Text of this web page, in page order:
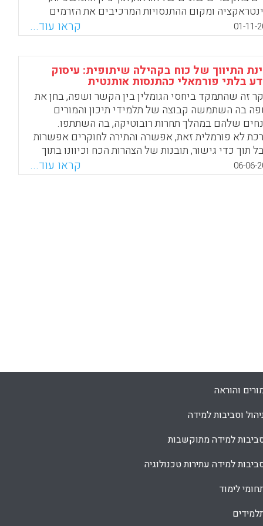
ומקום ההתנסויות המרכיבים את הזרמים
המאמר טוען שהמורים האלה לומדים ללמד דרך
הלימודים של חייהם" על פני כל הזמנים והמקומות
שבהם הם חיו, לא רק הזמן שבו הם לימדו בכיתה (Kissling,
Mark T. ,
WhatsApp
Facebook
Email
X
01-11- קראו עוד...
התיווך של כוח בקהילה שיתופית: עיסוק
בלתי פורמאלי כהתנסות אותנטית
זה שהתמקד ביחסי הגומלין בין הקשר ושפה, בחן את
בה השתמשה קבוצה של תלמידי תיכון והמורים
שלהם במהלך תחרות רובוטיקה, בה השתתפו.
לא פורמלית זאת, אפשרה והתירה לחוקרים אפשרות
תוך כדי גישור, תובנות של הצהרות הכח וכיוונו בתוך
באמצעות ניתוח השיח הביקורתי של תמלילי
תוך כדי התחרות וראיונות, נמצא כי גם התלמידים
06-06- קראו עוד...
והוראה
וסביבות למידה
למידה מתוקשבות
למידה עתירות טכנולוגיה
לימוד